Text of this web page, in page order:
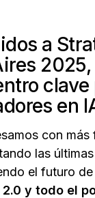
a
clave
en
con más
las
el futuro de
y todo el